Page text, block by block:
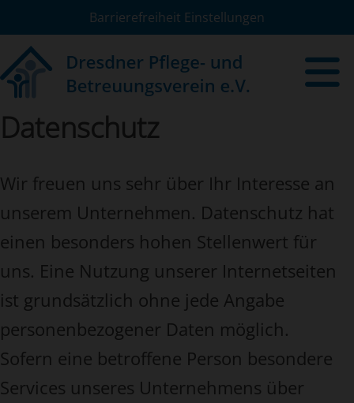
Barrierefreiheit Einstellungen
Datenschutz
Wir freuen uns sehr über Ihr Interesse an
unserem Unternehmen. Datenschutz hat
einen besonders hohen Stellenwert für
uns. Eine Nutzung unserer Internetseiten
ist grundsätzlich ohne jede Angabe
personenbezogener Daten möglich.
Sofern eine betroffene Person besondere
Services unseres Unternehmens über